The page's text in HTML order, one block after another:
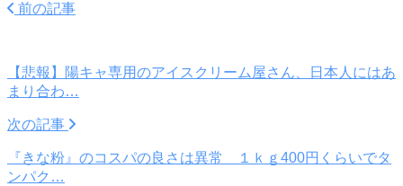
前の記事
【悲報】陽キャ専用のアイスクリーム屋さん、日本人にはあ
まり合わ…
次の記事
『きな粉』のコスパの良さは異常 １ｋｇ400円くらいでタ
ンパク…